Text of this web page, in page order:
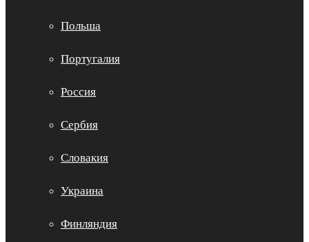
Польша
Португалия
Россия
Сербия
Словакия
Украина
Финляндия